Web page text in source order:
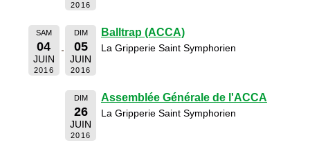
2016
SAM
04
JUIN
2016
DIM
05
JUIN
2016
Balltrap (ACCA)
La Gripperie Saint Symphorien
DIM
26
JUIN
2016
Assemblée Générale de l'ACCA
La Gripperie Saint Symphorien